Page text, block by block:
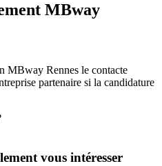
MBway
MBway Rennes le contacte
partenaire si la candidature
vous intéresser